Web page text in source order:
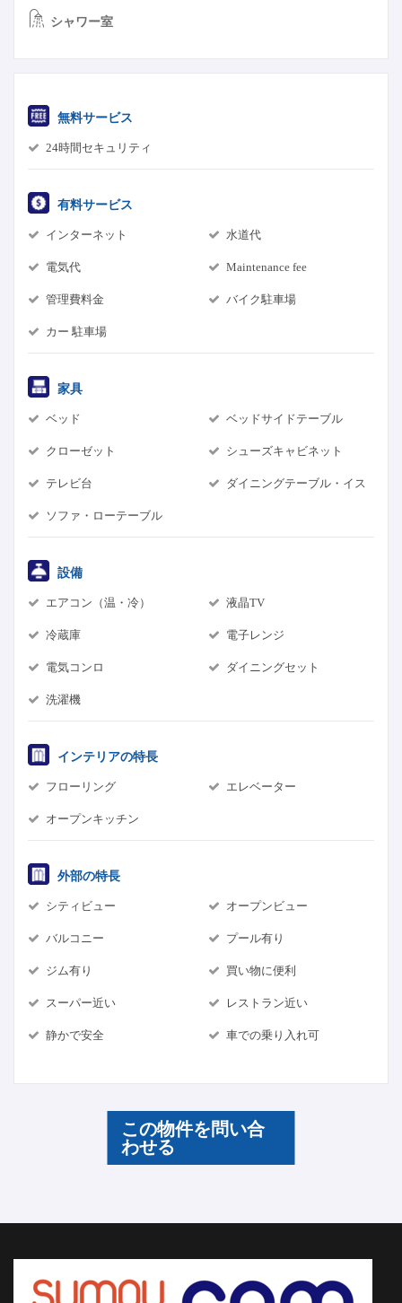
シャワー室
無料サービス
24時間セキュリティ
有料サービス
インターネット 水道代
電気代 Maintenance fee
管理費料金 バイク駐車場
カー 駐車場
家具
ベッド ベッドサイドテーブル
クローゼット シューズキャビネット
テレビ台 ダイニングテーブル・イス
ソファ・ローテーブル
設備
エアコン（温・冷） 液晶TV
冷蔵庫 電子レンジ
電気コンロ ダイニングセット
洗濯機
インテリアの特長
フローリング エレベーター
オープンキッチン
外部の特長
シティビュー オープンビュー
バルコニー プール有り
ジム有り 買い物に便利
スーパー近い レストラン近い
静かで安全 車での乗り入れ可
この物件を問い合
わせる